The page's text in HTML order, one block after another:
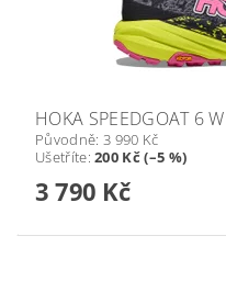
HOKA SPEEDGOAT 6
Původně: 3 990 Kč
Ušetříte:200 Kč (–5 %)
3 790 Kč